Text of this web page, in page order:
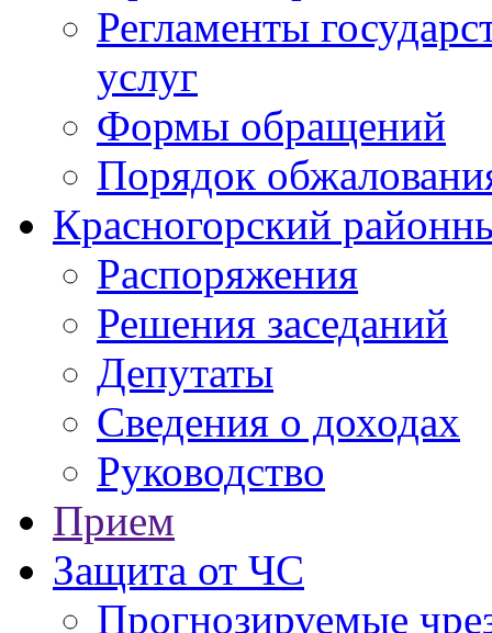
Регламенты
услуг
Формы обращений
Порядок
Красногорский
Распоряжения
Решения заседаний
Депутаты
Сведения о доходах
Руководство
Прием
Защита от ЧС
Прогнозируемые